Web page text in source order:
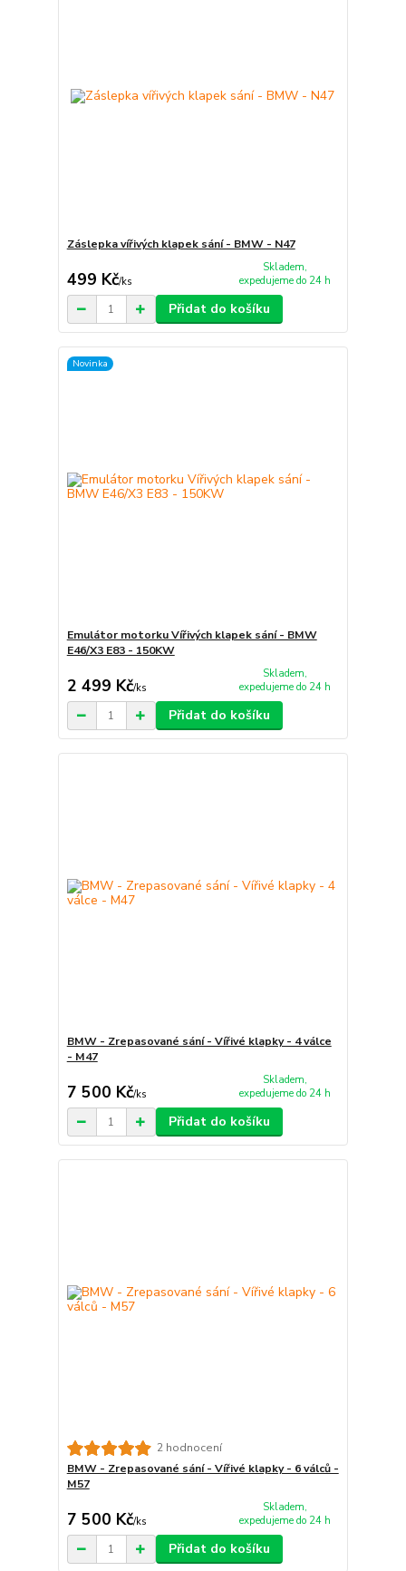
Záslepka vířivých klapek sání - BMW - N47
499 Kč/ks
Skladem,
expedujeme do 24 h
Přidat do košíku
Novinka
Emulátor motorku Vířivých klapek sání - BMW
E46/X3 E83 - 150KW
2 499 Kč/ks
Skladem,
expedujeme do 24 h
Přidat do košíku
BMW - Zrepasované sání - Vířivé klapky - 4 válce
- M47
7 500 Kč/ks
Skladem,
expedujeme do 24 h
Přidat do košíku
2 hodnocení
BMW - Zrepasované sání - Vířivé klapky - 6 válců -
M57
7 500 Kč/ks
Skladem,
expedujeme do 24 h
Přidat do košíku